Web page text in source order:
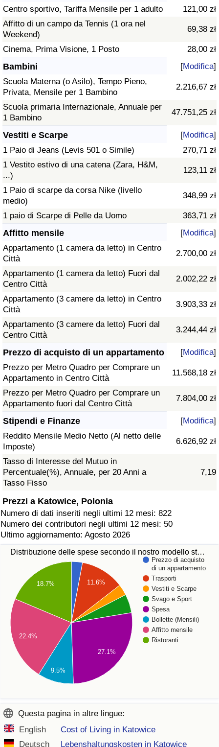
Centro sportivo, Tariffa Mensile per 1 adulto
121,00 zł
Affitto di un campo da Tennis (1 ora nel
Weekend)
69,38 zł
Cinema, Prima Visione, 1 Posto 28,00 zł
Bambini [Modifica]
Scuola Materna (o Asilo), Tempo Pieno,
Privata, Mensile per 1 Bambino
2.216,67 zł
Scuola primaria Internazionale, Annuale per
1 Bambino
47.751,25 zł
Vestiti e Scarpe [Modifica]
1 Paio di Jeans (Levis 501 o Simile)
270,71 zł
1 Vestito estivo di una catena (Zara, H&M,
...)
123,11 zł
1 Paio di scarpe da corsa Nike (livello
medio)
348,99 zł
1 paio di Scarpe di Pelle da Uomo 363,71 zł
Affitto mensile [Modifica]
Appartamento (1 camera da letto) in Centro
Città
2.700,00 zł
Appartamento (1 camera da letto) Fuori dal
Centro Città
2.002,22 zł
Appartamento (3 camere da letto) in Centro
Città
3.903,33 zł
Appartamento (3 camere da letto) Fuori dal
Centro Città
3.244,44 zł
Prezzo di acquisto di un appartamento [Modifica]
Prezzo per Metro Quadro per Comprare un
Appartamento in Centro Città
11.568,18 zł
Prezzo per Metro Quadro per Comprare un
Appartamento fuori dal Centro Città
7.804,00 zł
Stipendi e Finanze [Modifica]
Reddito Mensile Medio Netto (Al netto delle
Imposte)
6.626,92 zł
Tasso di Interesse del Mutuo in
Percentuale(%), Annuale, per 20 Anni a
Tasso Fisso
7,19
Prezzi a Katowice, Polonia
Numero di dati inseriti negli ultimi 12 mesi: 822
Numero dei contributori negli ultimi 12 mesi: 50
Ultimo aggiornamento: Agosto 2026
Distribuzione delle spese secondo il nostro modello st…
Prezzo di acquisto
di un appartamento
Trasporti
Vestiti e Scarpe
Svago e Sport
Spesa
Bollette (Mensili)
Affitto mensile
Ristoranti
11.6%
27.1%
18.7%
22.4%
9.5%
Questa pagina in altre lingue:
English
Cost of Living in Katowice
Deutsch
Lebenshaltungskosten in Katowice